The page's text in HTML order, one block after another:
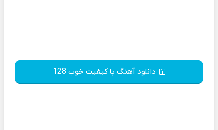
دانلود آهنگ با کیفیت خوب 128